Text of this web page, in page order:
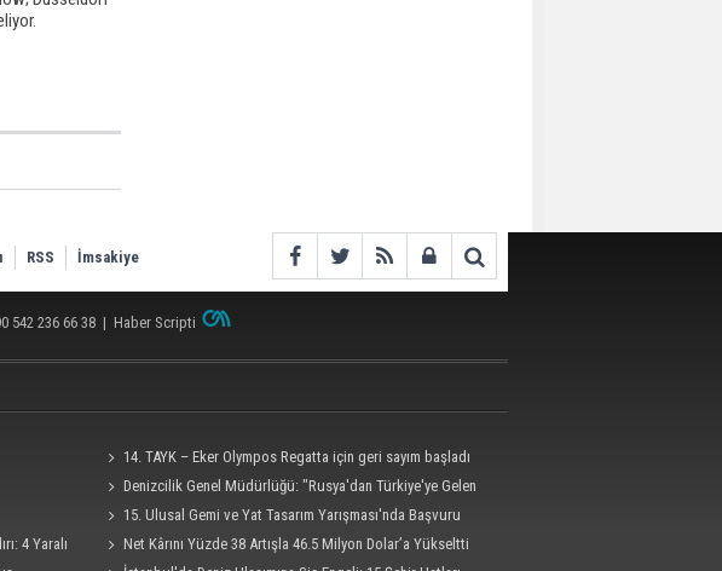
RSS İmsakiye
542 236 66 38 | Haber Scripti
14. TAYK – Eker Olympos Regatta için geri sayım başladı
Denizcilik Genel Müdürlüğü: "Rusya'dan Türkiye'ye Gelen
Ro-Ro Gemisi Dron Saldırısına Uğradı"
15. Ulusal Gemi ve Yat Tasarım Yarışması'nda Başvuru
Süresi 4 Eylül'e Uzatıldı
4 Yaralı
Net Kârını Yüzde 38 Artışla 46.5 Milyon Dolar’a Yükseltti